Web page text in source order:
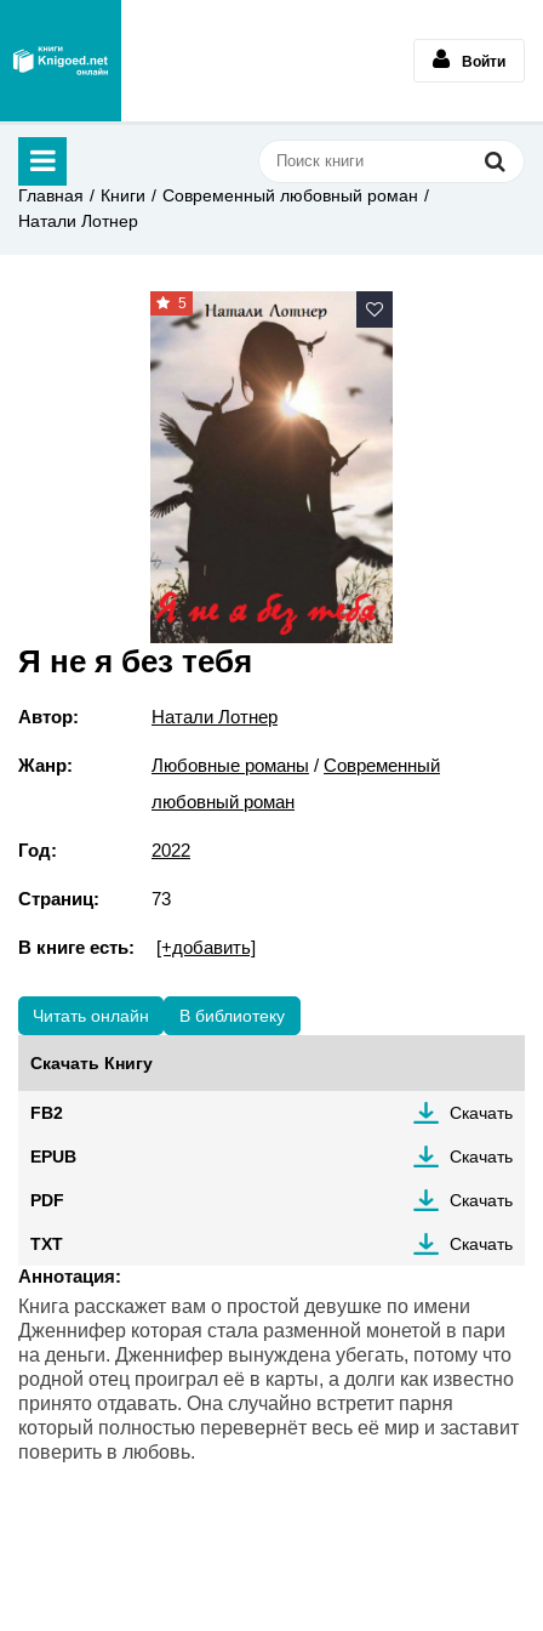
Войти
Главная Книги
Современный любовный роман
Натали Лотнер
5
Я не я без тебя
Автор: Натали Лотнер
Жанр: Любовные романы / Современный
любовный роман
Год: 2022
Страниц: 73
В книге есть: [+добавить]
Читать онлайн В библиотеку
Скачать Книгу
FB2 Скачать
EPUB Скачать
PDF Скачать
TXT Скачать
Аннотация:
Книга расскажет вам о простой девушке по имени
Дженнифер которая стала разменной монетой в пари
на деньги. Дженнифер вынуждена убегать, потому что
родной отец проиграл её в карты, а долги как известно
принято отдавать. Она случайно встретит парня
который полностью перевернёт весь её мир и заставит
поверить в любовь.